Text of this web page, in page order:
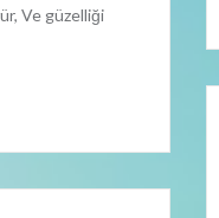
Ve güzelliği